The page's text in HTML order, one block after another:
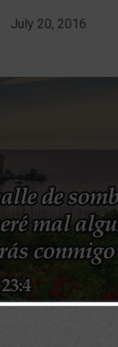
July 20, 2016